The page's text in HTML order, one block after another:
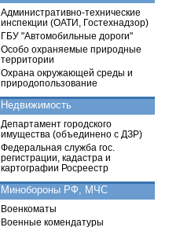
Административно-технические
инспекции (ОАТИ, Гостехнадзор)
ГБУ "Автомобильные дороги"
Особо охраняемые природные
территории
Охрана окружающей среды и
природопользование
Недвижимость
Департамент городского
имущества (объединено с ДЗР)
Федеральная служба гос.
регистрации, кадастра и
картографии Росреестр
Минобороны РФ, МЧС
Военкоматы
Военные комендатуры